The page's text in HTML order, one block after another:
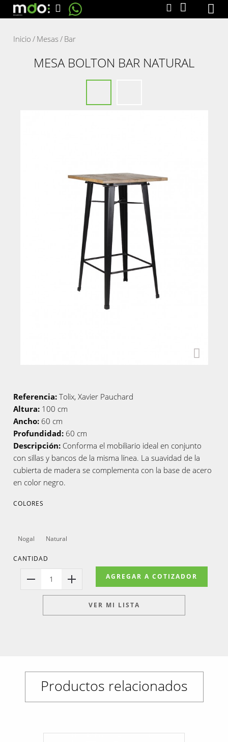
Inicio / Mesas/ Bar
MESA BOLTON BAR NATURAL
Referencia:Tolix, Xavier Pauchard
Altura: 100 cm
Ancho: 60 cm
Profundidad: 60 cm
Descripción: Conforma el mobiliario ideal en conjunto
con sillas y bancos de la misma línea. La suavidad de la
cubierta de madera se complementa con la base de acero
en color negro.
COLORES
Nogal Natural
CANTIDAD
1 AGREGAR A COTIZADOR
VER MI LISTA
Productos relacionados